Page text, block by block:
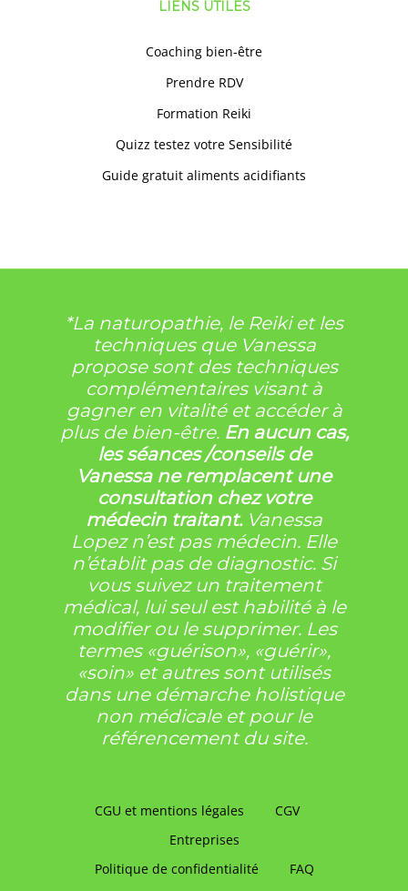
LIENS UTILES
Coaching bien-être
Prendre RDV
Formation Reiki
Quizz testez votre Sensibilité
Guide gratuit aliments acidifiants
*La naturopathie, le Reiki et les
techniques que Vanessa
propose sont des techniques
complémentaires visant à
gagner en vitalité et accéder à
plus de bien-être. En aucun cas,
les séances /conseils de
Vanessa ne remplacent une
consultation chez votre
médecin traitant.Vanessa
Lopez n’est pas médecin. Elle
n’établit pas de diagnostic. Si
vous suivez un traitement
médical, lui seul est habilité à le
modifier ou le supprimer. Les
termes «guérison», «guérir»,
«soin» et autres sont utilisés
dans une démarche holistique
non médicale et pour le
référencement du site.
CGU et mentions légales
CGV
Entreprises
Politique de confidentialité
FAQ